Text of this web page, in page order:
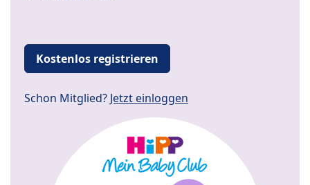
Kostenlos registrieren
Schon Mitglied? Jetzt einloggen